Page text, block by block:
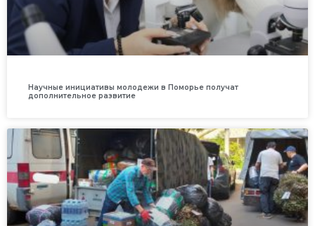
Научные инициативы молодежи в Поморье получат
дополнительное развитие